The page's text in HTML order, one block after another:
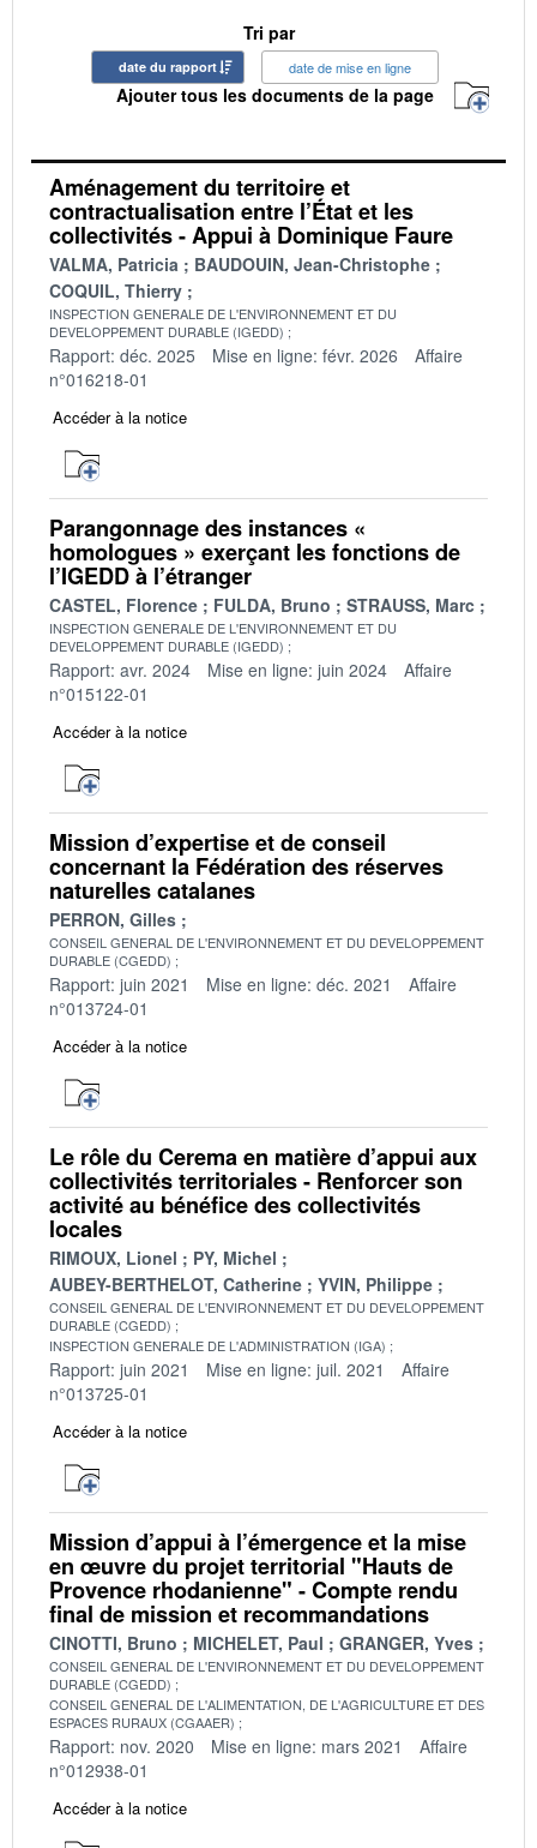
Tri par
date du rapport date de mise en ligne
Ajouter tous les documents de la page
Aménagement du territoire et
contractualisation entre l’État et les
collectivités - Appui à Dominique Faure
VALMA, Patricia
BAUDOUIN, Jean-Christophe
COQUIL, Thierry
INSPECTION GENERALE DE L'ENVIRONNEMENT ET DU
DEVELOPPEMENT DURABLE (IGEDD)
Rapport: déc. 2025 Mise en ligne: févr. 2026
Affaire
n°016218-01
Accéder à la notice
Parangonnage des instances «
homologues » exerçant les fonctions de
l’IGEDD à l’étranger
CASTEL, Florence FULDA, Bruno STRAUSS, Marc
INSPECTION GENERALE DE L'ENVIRONNEMENT ET DU
DEVELOPPEMENT DURABLE (IGEDD)
Rapport: avr. 2024 Mise en ligne: juin 2024
Affaire
n°015122-01
Accéder à la notice
Mission d’expertise et de conseil
concernant la Fédération des réserves
naturelles catalanes
PERRON, Gilles
CONSEIL GENERAL DE L'ENVIRONNEMENT ET DU DEVELOPPEMENT
DURABLE (CGEDD)
Rapport: juin 2021 Mise en ligne: déc. 2021
Affaire
n°013724-01
Accéder à la notice
Le rôle du Cerema en matière d’appui aux
collectivités territoriales - Renforcer son
activité au bénéfice des collectivités
locales
RIMOUX, Lionel
PY, Michel
AUBEY-BERTHELOT, Catherine
YVIN, Philippe
CONSEIL GENERAL DE L'ENVIRONNEMENT ET DU DEVELOPPEMENT
DURABLE (CGEDD)
INSPECTION GENERALE DE L'ADMINISTRATION (IGA)
Rapport: juin 2021 Mise en ligne: juil. 2021
Affaire
n°013725-01
Accéder à la notice
Mission d’appui à l’émergence et la mise
en œuvre du projet territorial "Hauts de
Provence rhodanienne" - Compte rendu
final de mission et recommandations
CINOTTI, Bruno MICHELET, Paul GRANGER, Yves
CONSEIL GENERAL DE L'ENVIRONNEMENT ET DU DEVELOPPEMENT
DURABLE (CGEDD)
CONSEIL GENERAL DE L'ALIMENTATION, DE L'AGRICULTURE ET DES
ESPACES RURAUX (CGAAER)
Rapport: nov. 2020 Mise en ligne: mars 2021
Affaire
n°012938-01
Accéder à la notice